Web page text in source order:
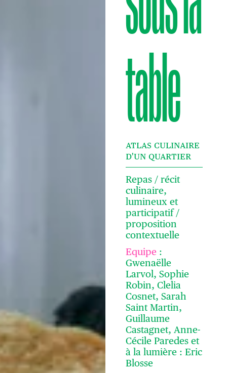
table
ATLAS CULINAIRE
D'UN QUARTIER
Repas / récit
culinaire,
lumineux et
participatif /
proposition
contextuelle
Equipe :
Gwenaëlle
Larvol, Sophie
Robin, Clelia
Cosnet, Sarah
Saint Martin,
Guillaume
Castagnet, Anne-
Cécile Paredes et
à la lumière : Eric
Blosse